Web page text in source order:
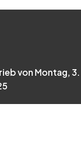
von Montag,